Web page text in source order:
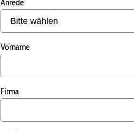
Anrede
Vorname
Firma